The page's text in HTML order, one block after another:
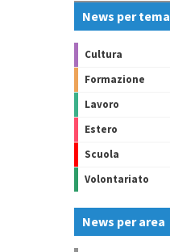
News per tema
Cultura
Formazione
Lavoro
Estero
Scuola
Volontariato
News per area